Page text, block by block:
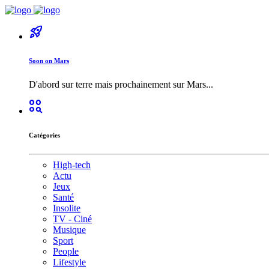
rocket_launch
Soon on Mars
D'abord sur terre mais prochainement sur Mars...
action_key
Catégories
High-tech
Actu
Jeux
Santé
Insolite
TV - Ciné
Musique
Sport
People
Lifestyle